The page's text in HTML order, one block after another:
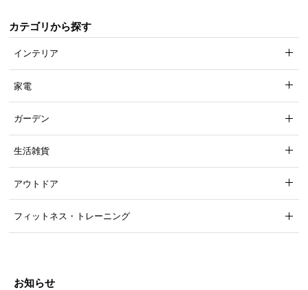
カテゴリから探す
インテリア
家電
ガーデン
生活雑貨
アウトドア
フィットネス・トレーニング
お知らせ